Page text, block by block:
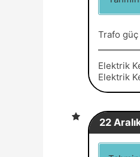
Trafo güç
Elektrik
Elektrik
22